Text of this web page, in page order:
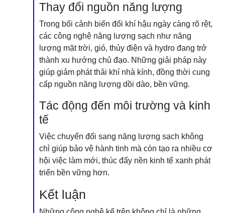
Thay đổi nguồn năng lượng
Trong bối cảnh biến đổi khí hậu ngày càng rõ rệt,
các công nghệ năng lượng sạch như năng
lượng mặt trời, gió, thủy điện và hydro đang trở
thành xu hướng chủ đạo. Những giải pháp này
giúp giảm phát thải khí nhà kính, đồng thời cung
cấp nguồn năng lượng dồi dào, bền vững.
Tác động đến môi trường và kinh
tế
Việc chuyển đổi sang năng lượng sạch không
chỉ giúp bảo vệ hành tinh mà còn tạo ra nhiều cơ
hội việc làm mới, thúc đẩy nền kinh tế xanh phát
triển bền vững hơn.
Kết luận